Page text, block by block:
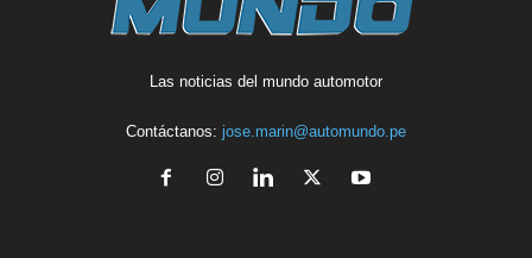
Las noticias del mundo automotor
Contáctanos: jose.marin@automundo.pe